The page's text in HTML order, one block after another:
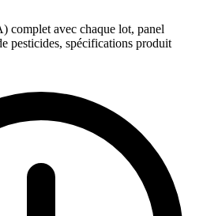
complet avec chaque lot, panel
pesticides, spécifications produit